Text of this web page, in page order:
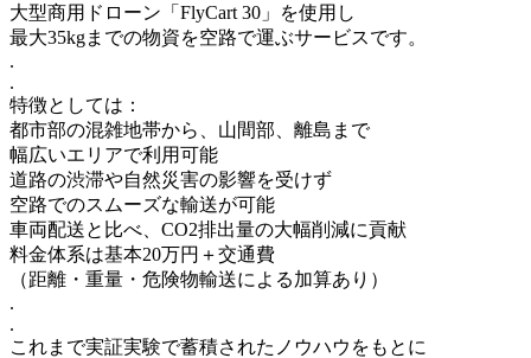
大型商用ドローン「FlyCart 30」を使用し
最大35kgまでの物資を空路で運ぶサービスです。
.
.
特徴としては：
都市部の混雑地帯から、山間部、離島まで
幅広いエリアで利用可能
道路の渋滞や自然災害の影響を受けず
空路でのスムーズな輸送が可能
車両配送と比べ、CO2排出量の大幅削減に貢献
料金体系は基本20万円＋交通費
（距離・重量・危険物輸送による加算あり）
.
.
これまで実証実験で蓄積されたノウハウをもとに